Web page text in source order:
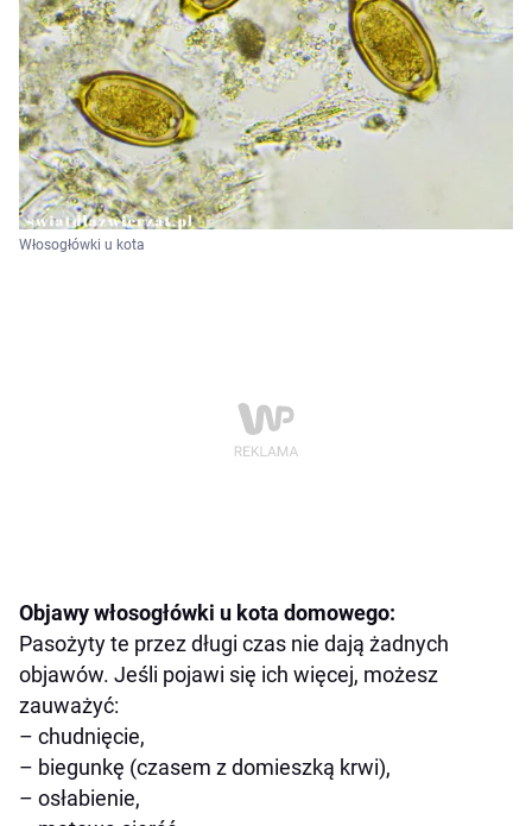
Włosogłówki u kota
Objawy włosogłówki u kota domowego:
Pasożyty te przez długi czas nie dają żadnych
objawów. Jeśli pojawi się ich więcej, możesz
zauważyć:
– chudnięcie,
– biegunkę (czasem z domieszką krwi),
– osłabienie,